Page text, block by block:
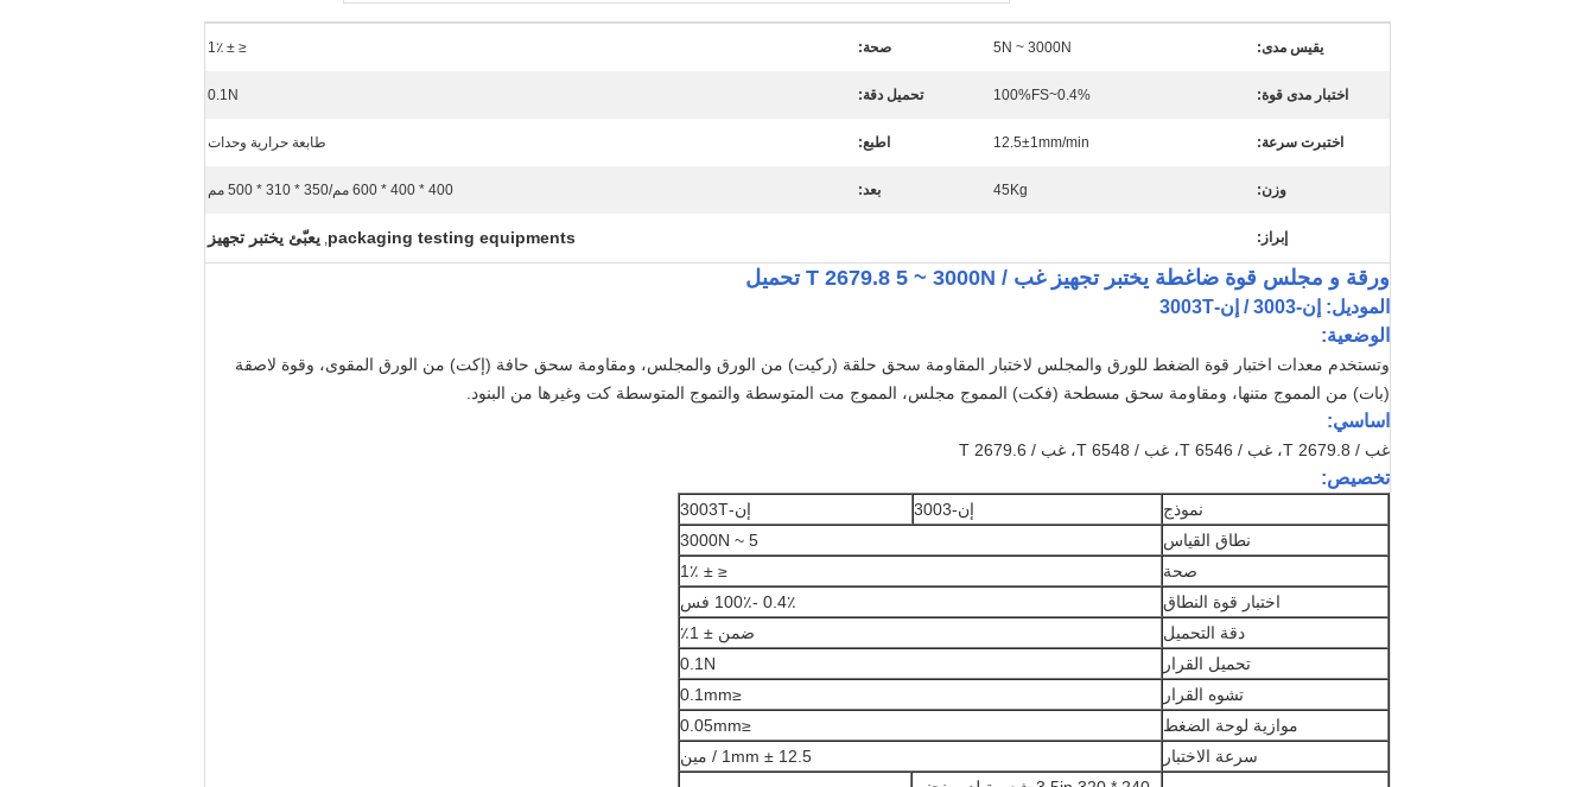
يقيس مدى: 5N ~ 3000N صحة: ≤ ± 1٪
اختبار مدى قوة: 0.4%~100%FS تحميل دقة: 0.1N
اختبرت سرعة: 12.5±1mm/min اطبع: طابعة حرارية وحدات
وزن: 45Kg بعد: 400 * 400 * 600 مم/350 * 310 * 500 مم
إبراز: packaging testing equipments
, يعبّئ يختبر تجهيز
ورقة و مجلس قوة ضاغطة يختبر تجهيز غب / T 2679.8 5 ~ 3000N تحميل
الموديل: إن-3003 / إن-3003T
الوضعية:
وتستخدم معدات اختبار قوة الضغط للورق والمجلس لاختبار المقاومة سحق حلقة (ركيت) من الورق والمجلس، ومقاومة سحق حافة (إكت) من الورق المقوى، وقوة لاصقة
(بات) من المموج متنها، ومقاومة سحق مسطحة (فكت) المموج مجلس، المموج مت المتوسطة والتموج المتوسطة كت وغيرها من البنود.
اساسي:
غب / T 2679.8، غب / T 6546، غب / T 6548، غب / T 2679.6
تخصيص:
نموذج إن-3003
إن-3003T
نطاق القياس
5 ~ 3000N
صحة
≤ ± 1٪
اختبار قوة النطاق
0.4٪ -100٪ فس
دقة التحميل
ضمن ± 1٪
تحميل القرار
0.1N
تشوه القرار
≤0.1mm
موازية لوحة الضغط
≤0.05mm
سرعة الاختبار
12.5 ± 1mm ​​/ مين